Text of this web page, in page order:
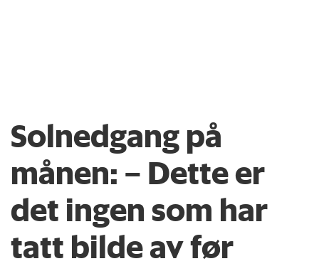
Solnedgang på
månen: – Dette er
det ingen som har
tatt bilde av før